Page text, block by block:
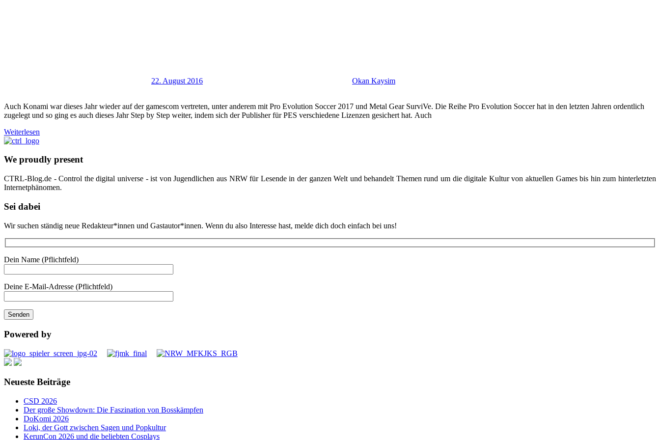
22. August 2016 Okan Kaysim
Auch Konami war dieses Jahr wieder auf der gamescom vertreten, unter anderem mit Pro Evolution Soccer 2017 und Metal Gear SurviVe. Die Reihe Pro Evolution Soccer hat in den letzten Jahren ordentlich
zugelegt und so ging es auch dieses Jahr Step by Step weiter, indem sich der Publisher für PES verschiedene Lizenzen gesichert hat. Auch
Weiterlesen
We proudly present
CTRL-Blog.de - Control the digital universe - ist von Jugendlichen aus NRW für Lesende in der ganzen Welt und behandelt Themen rund um die digitale Kultur von aktuellen Games bis hin zum hinterletzten
Internetphänomen.
Sei dabei
Wir suchen ständig neue Redakteur*innen und Gastautor*innen. Wenn du also Interesse hast, melde dich doch einfach bei uns!
Dein Name (Pflichtfeld)
Deine E-Mail-Adresse (Pflichtfeld)
Powered by
Neueste Beiträge
CSD 2026
Der große Showdown: Die Faszination von Bosskämpfen
DoKomi 2026
Loki, der Gott zwischen Sagen und Popkultur
KerunCon 2026 und die beliebten Cosplays